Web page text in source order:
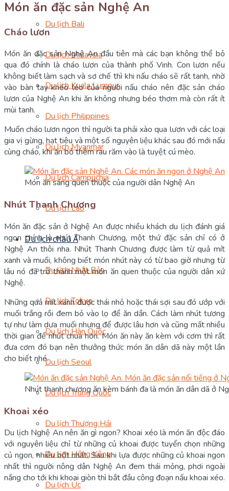
Du lịch Bali
Du lịch Malaysia
Du lịch Kuala Lumpur
Du lịch Philippines
Du lịch Myanmar
Du lịch Campuchia
Du lịch Lào
Du lịch châu Á
Du lịch Nhật Bản
Du lịch Tokyo
Du lịch Hàn Quốc
Du lịch Seoul
Du lịch Trung Quốc
Du lịch Thượng Hải
Du lịch Hồng Kông
Du lịch Úc
Món ăn đặc sản Nghệ An
Cháo lươn
Món ăn đặc sản Nghệ An đầu tiên mà các bạn không thể bỏ
qua đó chính là cháo lươn của thành phố Vinh. Con lươn nếu
không biết làm sạch và sơ chế thì khi nấu cháo sẽ rất tanh, nhờ
vào bàn tay khéo léo của người nấu cháo nên đặc sản cháo
lươn của Nghệ An khi ăn không nhưng béo thơm mà còn rất ít
mùi tanh.
Muốn cháo lươn ngon thì người ta phải xào qua lươn với các loại
gia vị gừng, hạt tiêu và một số nguyên liệu khác sau đó mới nấu
cùng cháo, khi ăn bỏ thêm rau răm vào là tuyệt cú mèo.
Món ăn sáng quen thuộc của người dân Nghệ An
Nhút Thanh Chương
Món ăn đặc sản ở Nghệ An được nhiều khách du lịch đánh giá
ngon chính là nhút Thanh Chương, một thứ đặc sản chỉ có ở
Nghệ An thôi nha. Nhút Thanh Chương được làm từ quả mít
xanh và muối, không biết món nhút này có từ bao giờ nhưng từ
lâu nó đã trở thành một món ăn quen thuộc của người dân xứ
Nghệ.
Những quả mít xanh được thái nhỏ hoặc thái sợi sau đó ướp với
muối trắng rồi đem bỏ vào lọ để ăn dần. Cách làm nhút tương
tự như làm dưa muối nhưng để được lâu hơn và cũng mất nhiều
thời gian để nhút chua hơn. Món ăn này ăn kèm với cơm thì rất
đưa cơm đó bạn nên thưởng thức món ăn dân dã này một lần
cho biết nhé.
Nhút thanh chương ăn kèm bánh đa là món ăn dân dã ở
Khoai xéo
Du lịch Nghệ An nên ăn gì ngon? Khoai xéo là món ăn độc đáo
với nguyên liệu chỉ từ những củ khoai được tuyển chọn những
củ ngon, nhiều bột nhất. Sau khi lựa được những củ khoai ngon
nhất thì người nông dân Nghệ An đem thái mỏng, phơi ngoài
nắng cho tới khi khoai giòn thì bắt đầu công đoạn nấu khoai xéo.